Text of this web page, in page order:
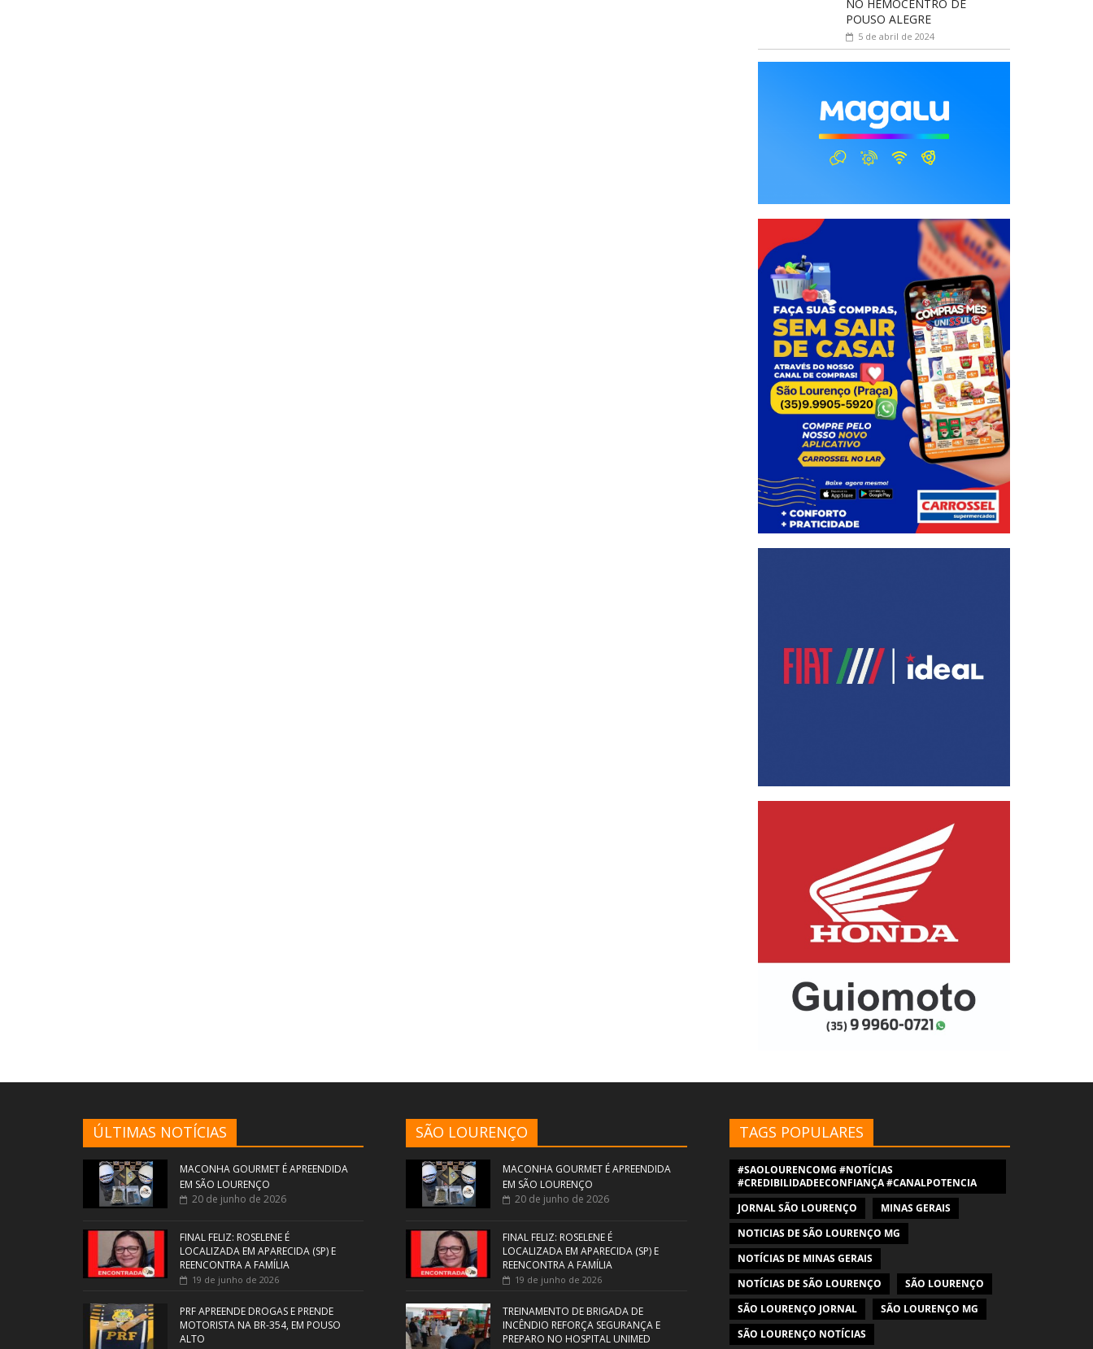
NO HEMOCENTRO DE
POUSO ALEGRE
5 de abril de 2024
ÚLTIMAS NOTÍCIAS
MACONHA GOURMET É APREENDIDA
EM SÃO LOURENÇO
20 de junho de 2026
FINAL FELIZ: ROSELENE É
LOCALIZADA EM APARECIDA (SP) E
REENCONTRA A FAMÍLIA
19 de junho de 2026
PRF APREENDE DROGAS E PRENDE
MOTORISTA NA BR-354, EM POUSO
ALTO
SÃO LOURENÇO
MACONHA GOURMET É APREENDIDA
EM SÃO LOURENÇO
20 de junho de 2026
FINAL FELIZ: ROSELENE É
LOCALIZADA EM APARECIDA (SP) E
REENCONTRA A FAMÍLIA
19 de junho de 2026
TREINAMENTO DE BRIGADA DE
INCÊNDIO REFORÇA SEGURANÇA E
PREPARO NO HOSPITAL UNIMED
TAGS POPULARES
#SAOLOURENCOMG #NOTÍCIAS
#CREDIBILIDADEECONFIANÇA #CANALPOTENCIA
JORNAL SÃO LOURENÇO
MINAS GERAIS
NOTICIAS DE SÃO LOURENÇO MG
NOTÍCIAS DE MINAS GERAIS
NOTÍCIAS DE SÃO LOURENÇO
SÃO LOURENÇO
SÃO LOURENÇO JORNAL
SÃO LOURENÇO MG
SÃO LOURENÇO NOTÍCIAS